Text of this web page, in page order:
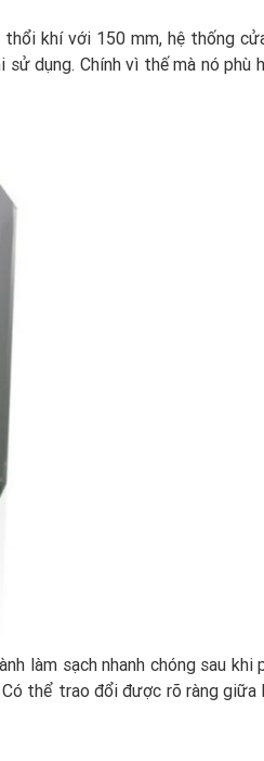
khí với 150 mm, hệ thống
dụng. Chính vì thế mà nó phù
làm sạch nhanh chóng sau khi
thể trao đổi được rõ ràng giữa